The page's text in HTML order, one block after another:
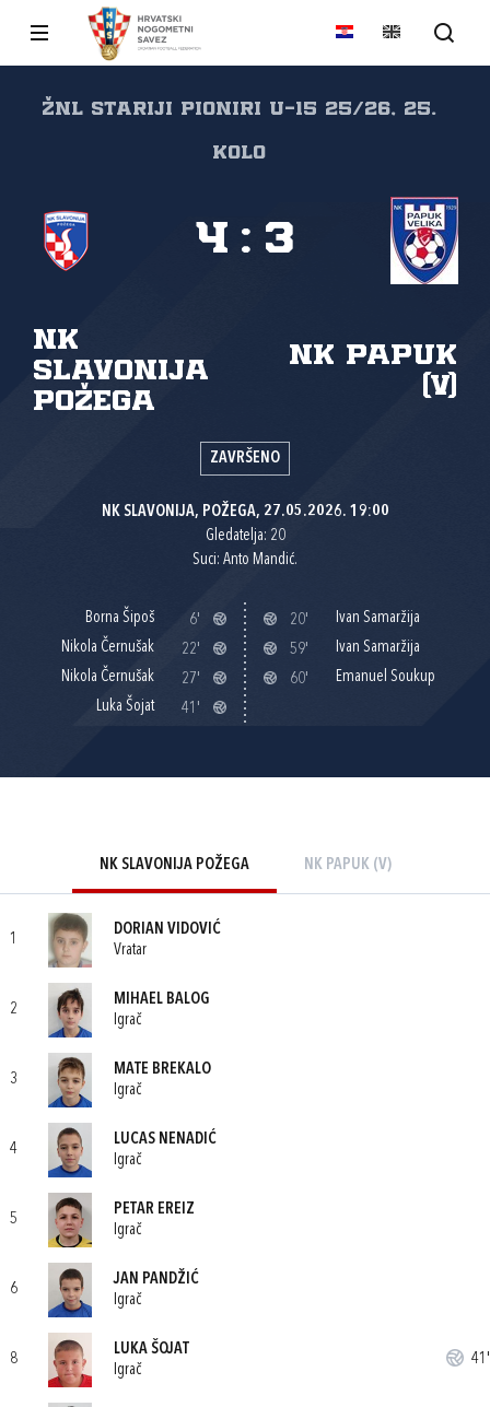
ŽNL STARIJI PIONIRI U-15 25/26, 25.
kolo
NK
Slavonija
Požega
NK Papuk
(V)
4 : 3
ZAVRŠENO
NK SLAVONIJA, POŽEGA, 27.05.2026. 19:00
Gledatelja: 20
Suci: Anto Mandić.
Borna Šipoš
6'
Nikola Černušak
22'
Nikola Černušak
27'
Luka Šojat
41'
20'
Ivan Samaržija
59'
Ivan Samaržija
60'
Emanuel Soukup
NK SLAVONIJA POŽEGA NK PAPUK (V)
1
DORIAN VIDOVIĆ
Vratar
2
MIHAEL BALOG
Igrač
3
MATE BREKALO
Igrač
4
LUCAS NENADIĆ
Igrač
5
PETAR EREIZ
Igrač
6
JAN PANDŽIĆ
Igrač
8
LUKA ŠOJAT
Igrač
41'